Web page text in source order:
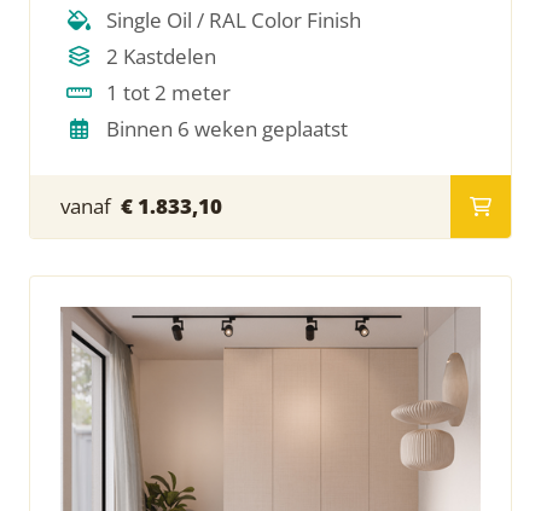
Single Oil / RAL Color Finish
2 Kastdelen
1 tot 2 meter
Binnen 6 weken geplaatst
vanaf € 1.833,10